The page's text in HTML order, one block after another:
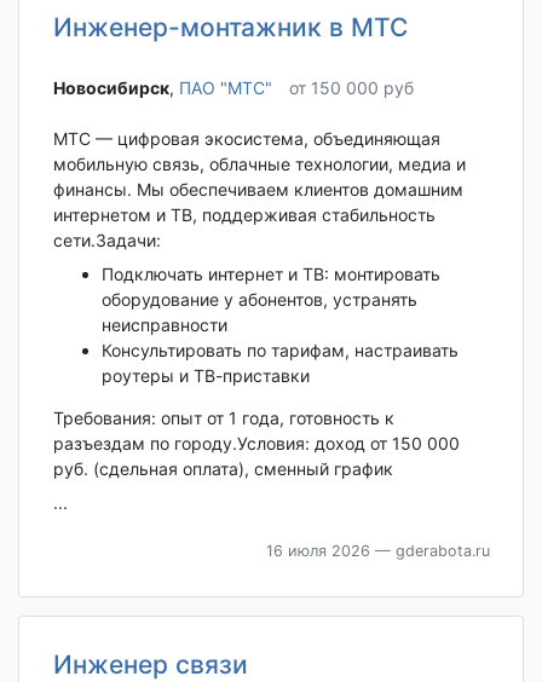
Инженер-монтажник в МТС
Новосибирск‎, ПАО "МТС" от 150 000 руб
МТС — цифровая экосистема, объединяющая
мобильную связь, облачные технологии, медиа и
финансы. Мы обеспечиваем клиентов домашним
интернетом и ТВ, поддерживая стабильность
сети.Задачи:
Подключать интернет и ТВ: монтировать
оборудование у абонентов, устранять
неисправности
Консультировать по тарифам, настраивать
роутеры и ТВ-приставки
Требования: опыт от 1 года, готовность к
разъездам по городу.Условия: доход от 150 000
руб. (сдельная оплата), сменный график
...
16 июля 2026 — gderabota.ru
Инженер связи